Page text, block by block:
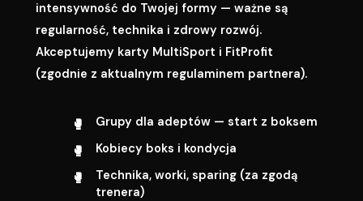
intensywność do Twojej formy — ważne są
regularność, technika i zdrowy rozwój.
Akceptujemy karty MultiSport i FitProfit
(zgodnie z aktualnym regulaminem partnera).
Grupy dla adeptów — start z boksem
Kobiecy boks i kondycja
Technika, worki, sparing (za zgodą
trenera)